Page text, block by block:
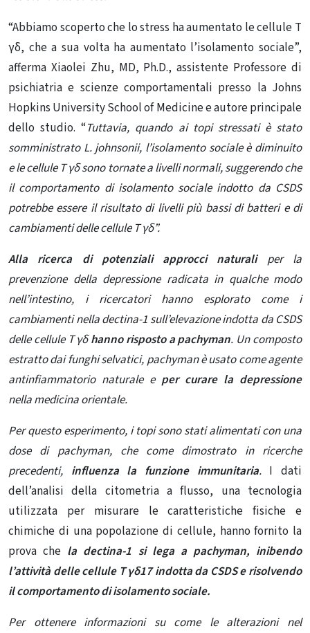
“Abbiamo scoperto che lo stress ha aumentato le cellule T
γδ, che a sua volta ha aumentato l’isolamento sociale”,
afferma Xiaolei Zhu, MD, Ph.D., assistente Professore di
psichiatria e scienze comportamentali presso la Johns
Hopkins University School of Medicine e autore principale
dello studio. “Tuttavia, quando ai topi stressati è stato
somministrato L. johnsonii, l’isolamento sociale è diminuito
e le cellule T γδ sono tornate alivelli normali, suggerendo che
il comportamento di isolamento sociale indotto da CSDS
potrebbe essere il risultato di livelli più bassi di batteri e di
cambiamenti delle cellule T γδ”.
Alla ricerca di potenziali approcci naturali per la
prevenzione della depressione radicata in qualche modo
nell’intestino, i ricercatori hanno esplorato come i
cambiamenti nella dectina-1 sull’elevazione indotta da CSDS
delle cellule T γδhanno risposto a pachyman. Un composto
estratto dai funghi selvatici, pachyman è usato come agente
antinfiammatorio naturale e per curare la depressione
nella medicina orientale.
Per questo esperimento, i topi sono stati alimentati con una
dose di pachyman, che come dimostrato in ricerche
precedenti, influenza la funzione immunitaria. I dati
dell’analisi della citometria a flusso, una tecnologia
utilizzata per misurare le caratteristiche fisiche e
chimiche di una popolazione di cellule, hanno fornito la
prova che la dectina-1 si lega a pachyman, inibendo
l’attività delle cellule T γδ17 indotta da CSDS e risolvendo
il comportamento di isolamento sociale.
Per ottenere informazioni su come le alterazioni nel